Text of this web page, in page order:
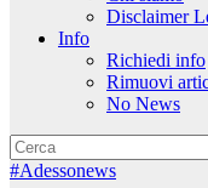
Disclaimer
Info
Richiedi info
Rimuovi
No News
#Adessonews